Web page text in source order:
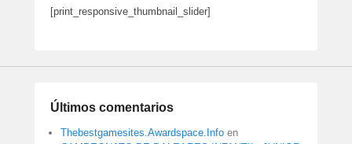
[print_responsive_thumbnail_slider]
Últimos comentarios
Thebestgamesites.Awardspace.Info en